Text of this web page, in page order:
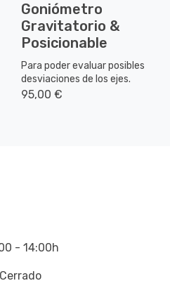
Goniómetro
Gravitatorio &
Posicionable
Para poder evaluar posibles
desviaciones de los ejes.
95,00 €
- 14:00h
Cerrado